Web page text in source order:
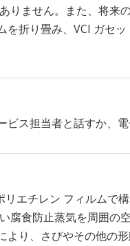
ません。また、将来
折り畳み、VCI ガセ
ス担当者と話すか、
エチレン フィルムで
腐食防止蒸気を周囲
り、さびやその他の